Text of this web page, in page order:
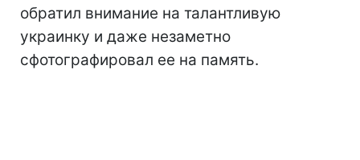
обратил внимание на талантливую
украинку и даже незаметно
сфотографировал ее на память.